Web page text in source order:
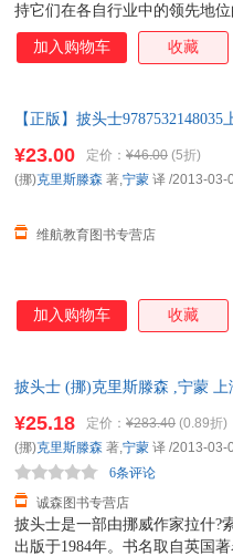
持它们在各自行业中的领先地
而是那些以精于管理著称的公
加入购物车
收藏
【正版】披头士
¥23.00 定价： ¥46.00 (5折)
维航教育图书专营店
(挪)克里斯滕森 著,宁蒙 译 /2013-03-
加入购物车 收藏
披头士 (挪)克里斯滕森 ,宁蒙
披头士是一部由挪威作家拉什?
出版于1984年。书名取自英国
¥25.18 定价： ¥283.40 (0.89折)
诚森图书专营店
6条评论
(挪)克里斯滕森 著,宁蒙 译 /2013-03-